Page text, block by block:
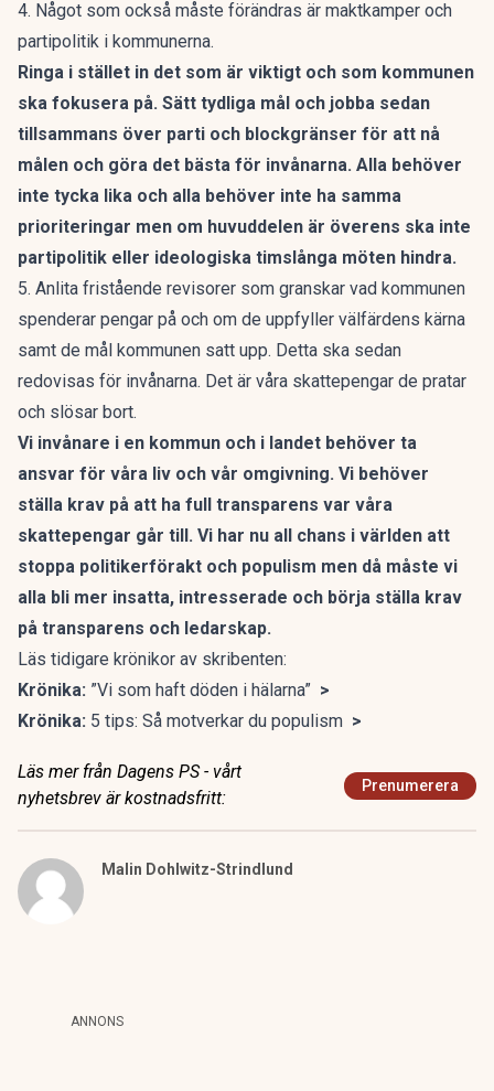
4. Något som också måste förändras är maktkamper och
partipolitik i kommunerna.
Ringa i stället in det som är viktigt och som kommunen
ska fokusera på. Sätt tydliga mål och jobba sedan
tillsammans över parti och blockgränser för att nå
målen och göra det bästa för invånarna. Alla behöver
inte tycka lika och alla behöver inte ha samma
prioriteringar men om huvuddelen är överens ska inte
partipolitik eller ideologiska timslånga möten hindra.
5. Anlita fristående revisorer som granskar vad kommunen
spenderar pengar på och om de uppfyller välfärdens kärna
samt de mål kommunen satt upp. Detta ska sedan
redovisas för invånarna. Det är våra skattepengar de pratar
och slösar bort.
Vi invånare i en kommun och i landet behöver ta
ansvar för våra liv och vår omgivning. Vi behöver
ställa krav på att ha full transparens var våra
skattepengar går till. Vi har nu all chans i världen att
stoppa politikerförakt och populism men då måste vi
alla bli mer insatta, intresserade och börja ställa krav
på transparens och ledarskap.
Läs tidigare krönikor av skribenten:
Krönika: ”Vi som haft döden i hälarna” >
Krönika: 5 tips: Så motverkar du populism >
Läs mer från Dagens PS - vårt
nyhetsbrev är kostnadsfritt:
Prenumerera
Malin Dohlwitz-Strindlund
ANNONS